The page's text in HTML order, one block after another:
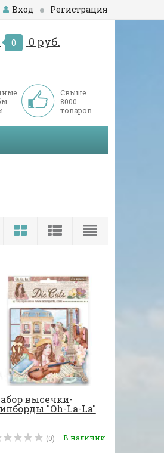
Вход Регистрация
0 0 руб.
Свыше
8000
товаров
высечки-
"Oh-La-La"
(0) В наличии